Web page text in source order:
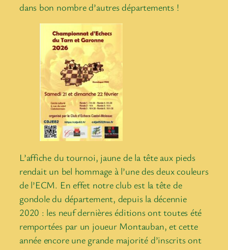
dans bon nombre d’autres départements !
L’affiche du tournoi, jaune de la tête aux pieds
rendait un bel hommage à l’une des deux couleurs
de l’ECM. En effet notre club est la tête de
gondole du département, depuis la décennie
2020 : les neuf dernières éditions ont toutes été
remportées par un joueur Montauban, et cette
année encore une grande majorité d’inscrits ont